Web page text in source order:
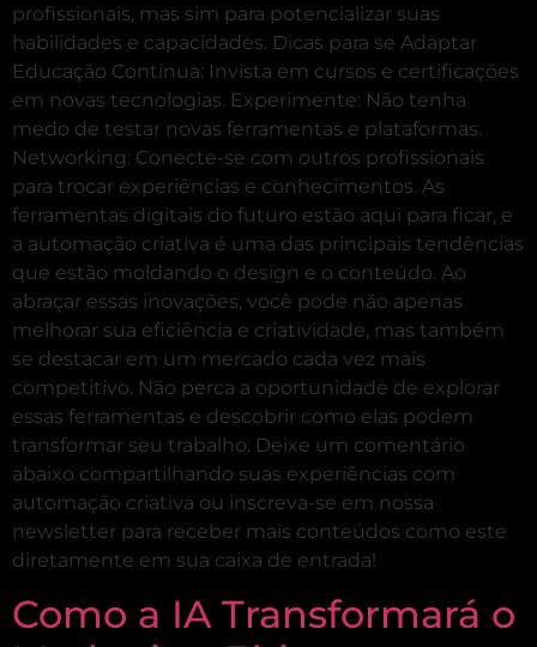
profissionais, mas sim para potencializar suas
habilidades e capacidades. Dicas para se Adaptar
Educação Contínua: Invista em cursos e certificações
em novas tecnologias. Experimente: Não tenha
medo de testar novas ferramentas e plataformas.
Networking: Conecte-se com outros profissionais
para trocar experiências e conhecimentos. As
ferramentas digitais do futuro estão aqui para ficar, e
a automação criativa é uma das principais tendências
que estão moldando o design e o conteúdo. Ao
abraçar essas inovações, você pode não apenas
melhorar sua eficiência e criatividade, mas também
se destacar em um mercado cada vez mais
competitivo. Não perca a oportunidade de explorar
essas ferramentas e descobrir como elas podem
transformar seu trabalho. Deixe um comentário
abaixo compartilhando suas experiências com
automação criativa ou inscreva-se em nossa
newsletter para receber mais conteúdos como este
diretamente em sua caixa de entrada!
Como a IA Transformará o